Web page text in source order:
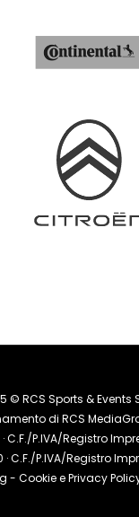
© RCS Sports & Events
di RCS
P.IVA/Registro
C.F./P.IVA/Registro
- Cookie e Privacy